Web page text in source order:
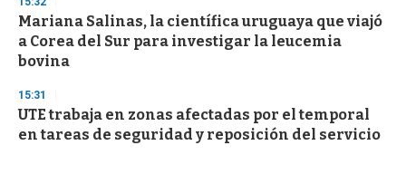
Mariana Salinas, la científica uruguaya que viajó
a Corea del Sur para investigar la leucemia
bovina
15:31
UTE trabaja en zonas afectadas por el temporal
en tareas de seguridad y reposición del servicio